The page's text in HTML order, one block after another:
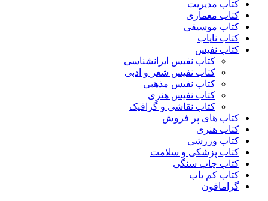
کتاب مدیریت
کتاب معماری
کتاب موسیقی
کتاب نایاب
کتاب نفیس
کتاب نفیس ایرانشناسی
کتاب نفیس شعر و ادبی
کتاب نفیس مذهبی
کتاب نفیس هنری
کتاب نقاشی و گرافیک
کتاب های پر فروش
کتاب هنری
کتاب ورزشی
کتاب پزشکی و سلامت
کتاب چاپ سنگی
کتاب کم یاب
گرامافون